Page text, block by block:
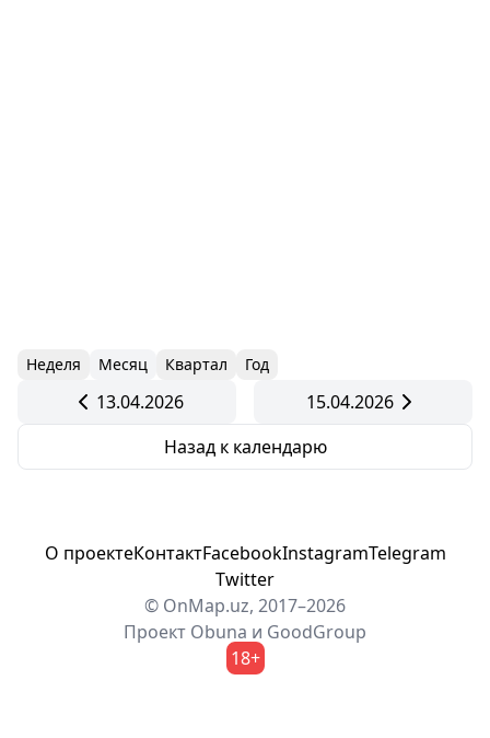
Неделя Месяц Квартал Год
13.04.2026
15.04.2026
Назад к календарю
О проектеКонтактFacebookInstagramTelegram
Twitter
© OnMap.uz, 2017–2026
Проект Obuna и GoodGroup
18+